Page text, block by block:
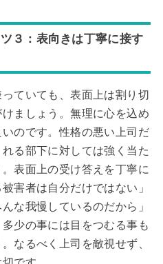
３：表向きは丁寧に接す
ていても、表面上は割り切
ましょう。無理に心を込め
のです。性格の悪い上司だ
る部下に対しては強く当た
表面上の受け答えを丁寧に
害者は自分だけではない」
な我慢しているのだから」
少の事には目をつむる事も
なるべく上司を敵視せず、